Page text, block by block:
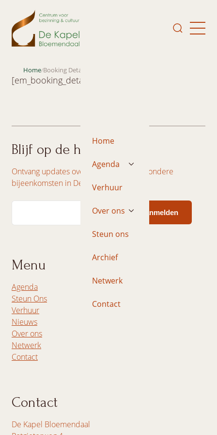
Home
Agenda
Verhuur
Over ons
Steun ons
Archief
Netwerk
Contact
Home/Booking Details
[em_booking_details]
Blijf op de hoogte
Ontvang updates over concerten en bijzondere
bijeenkomsten in De Kapel.
Email
Menu
Agenda
Steun Ons
Verhuur
Nieuws
Over ons
Netwerk
Contact
Contact
De Kapel Bloemendaal